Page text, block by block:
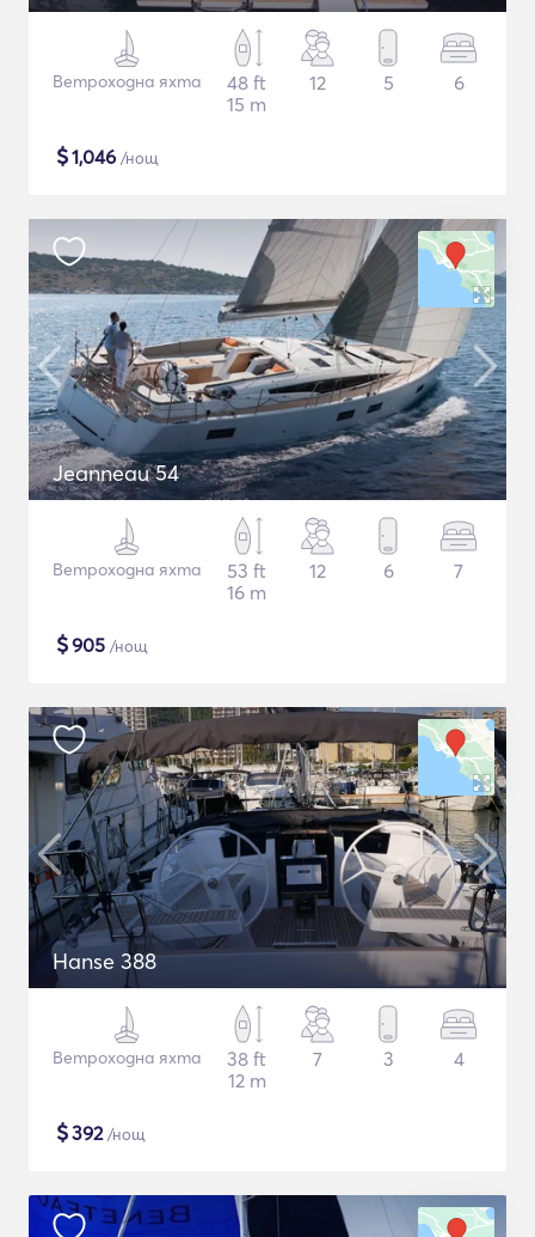
Ветроходна яхта
48 ft
15 m
12 5 6
$1,046 /нощ
Jeanneau 54
Ветроходна яхта
53 ft
16 m
12 6 7
$905 /нощ
Hanse 388
Ветроходна яхта
38 ft
12 m
7 3 4
$392/нощ